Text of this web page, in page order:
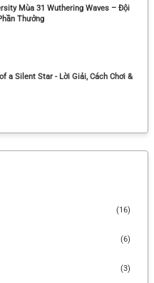
Mùa 31 Wuthering Waves – Đội
Thưởng
a Silent Star - Lời Giải, Cách Chơi &
Livestream 3.1 Wuthering Waves
(16)
(6)
(3)